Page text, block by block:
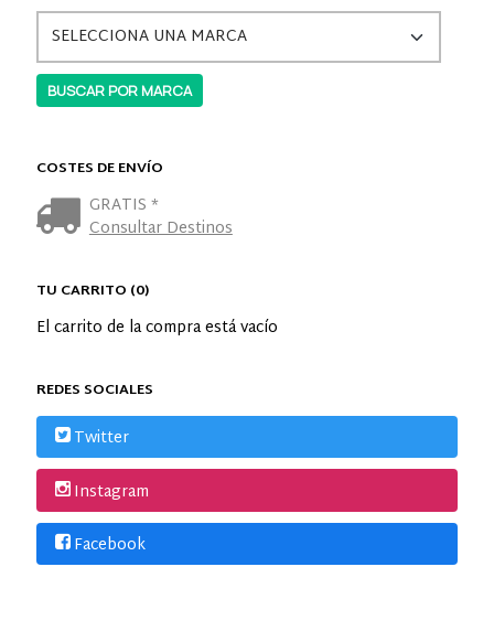
COSTES DE ENVÍO
GRATIS *
Consultar Destinos
TU CARRITO (0)
El carrito de la compra está vacío
REDES SOCIALES
Twitter
Instagram
Facebook